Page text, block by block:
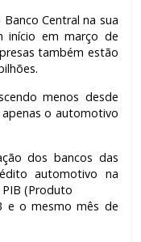
Central na sua
início em março de
também estão
menos desde
apenas o automotivo
dos bancos das
automotivo na
(Produto
e o mesmo mês de